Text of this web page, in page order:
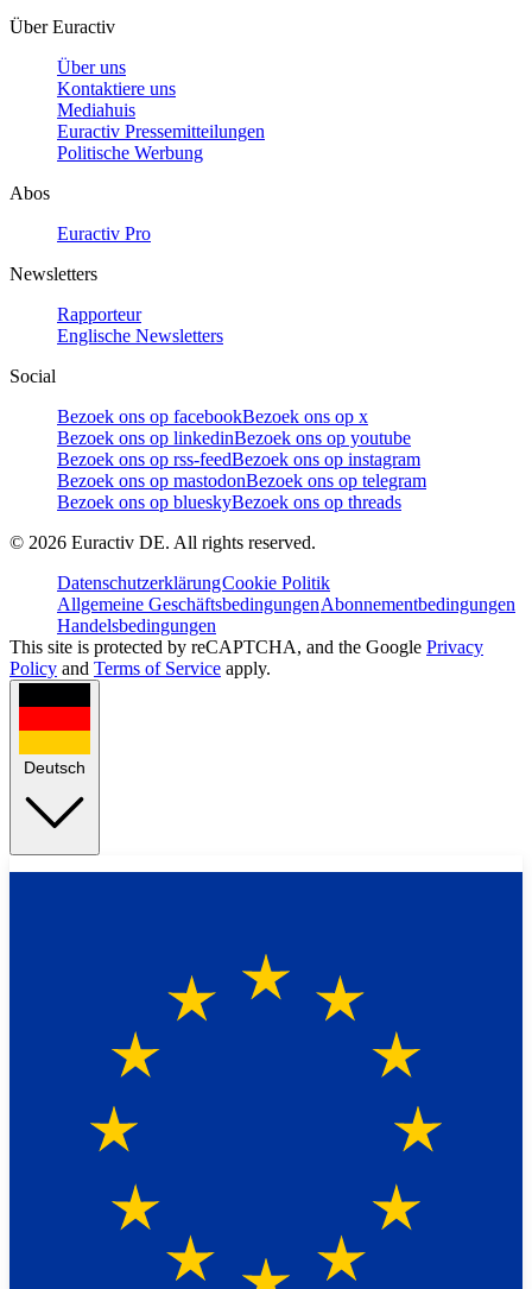
Über Euractiv
Über uns
Kontaktiere uns
Mediahuis
Euractiv Pressemitteilungen
Politische Werbung
Abos
Euractiv Pro
Newsletters
Rapporteur
Englische Newsletters
Social
Bezoek ons op facebookBezoek ons op x
Bezoek ons op linkedinBezoek ons op youtube
Bezoek ons op rss-feedBezoek ons op instagram
Bezoek ons op mastodonBezoek ons op telegram
Bezoek ons op blueskyBezoek ons op threads
© 2026 Euractiv DE. All rights reserved.
DatenschutzerklärungCookie Politik
Allgemeine GeschäftsbedingungenAbonnementbedingungen
Handelsbedingungen
This site is protected by reCAPTCHA, and the Google Privacy
Policy and Terms of Service apply.
Deutsch